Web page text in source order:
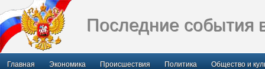
Последние события
Главная Экономика Происшествия Политика Общество и